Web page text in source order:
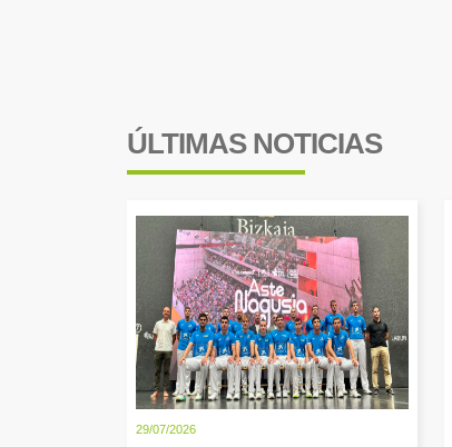
ÚLTIMAS NOTICIAS
29/07/2026